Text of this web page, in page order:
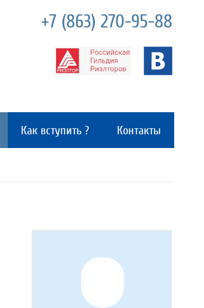
+7 (863) 270-95-88
Как вступить ? Контакты